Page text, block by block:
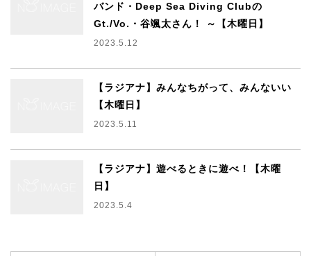
バンド・Deep Sea Diving Clubの
Gt./Vo.・谷颯太さん！ ～【木曜日】
2023.5.12
【ラジアナ】みんなちがって、みんないい
【木曜日】
2023.5.11
【ラジアナ】遊べるときに遊べ！【木曜
日】
2023.5.4